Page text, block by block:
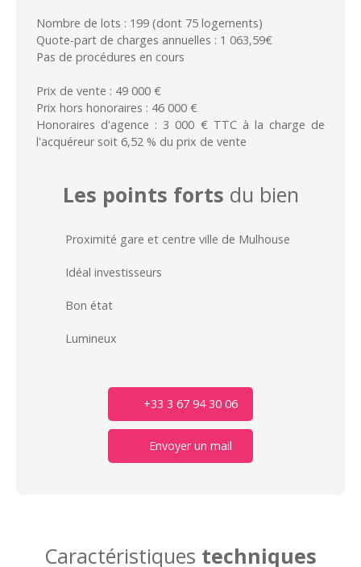
Nombre de lots : 199 (dont 75 logements)
Quote-part de charges annuelles : 1 063,59€
Pas de procédures en cours
Prix de vente : 49 000 €
Prix hors honoraires : 46 000 €
Honoraires d'agence : 3 000 € TTC à la charge de
l'acquéreur soit 6,52 % du prix de vente
Les points forts du bien
Proximité gare et centre ville de Mulhouse
Idéal investisseurs
Bon état
Lumineux
+33 3 67 94 30 06
Envoyer un mail
Caractéristiques techniques